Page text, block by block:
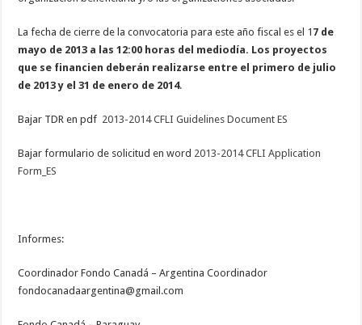
La fecha de cierre de la convocatoria para este año fiscal es el 1 7 de
mayo de 2013 a las 12:00 horas del mediodía. Los proyectos
que se financien deberán realizarse entre el primero de julio
de 2013 y el 31 de enero de 2014.
Bajar TDR en pdf 2013-2014 CFLI Guidelines Document ES
Bajar formulario de solicitud en word 2013-2014 CFLI Application
Form_ES
Informes:
Coordinador Fondo Canadá – Argentina Coordinador
fondocanadaargentina@gmail.com